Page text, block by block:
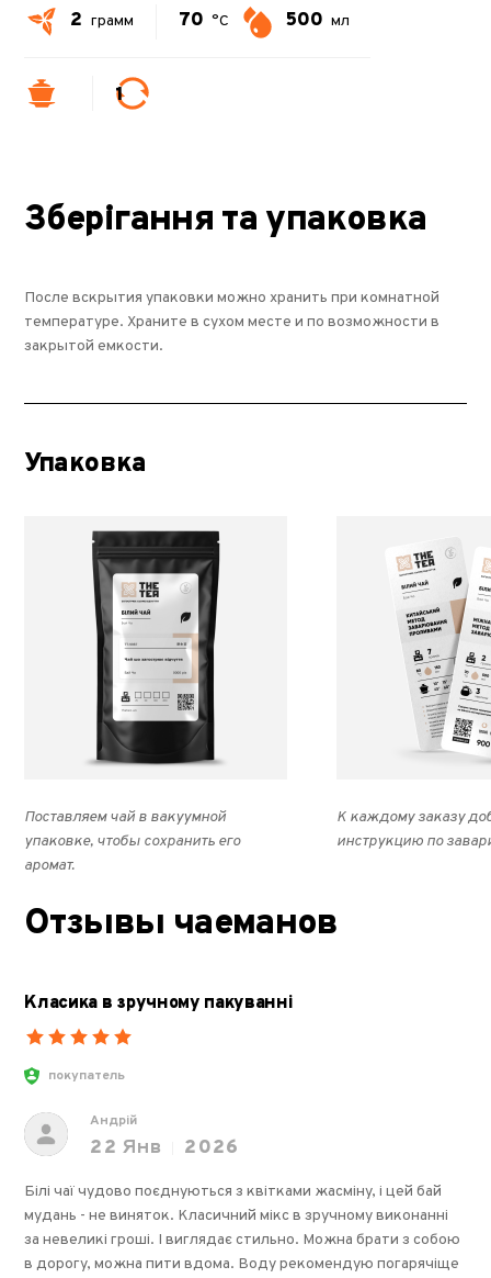
2 грамм 70 °C 500 мл
1
Зберігання та упаковка
После вскрытия упаковки можно хранить при комнатной
температуре. Храните в сухом месте и по возможности в
закрытой емкости.
Упаковка
Поставляем чай в вакуумной
упаковке, чтобы сохранить его
аромат.
К каждому заказу
инструкцию по
Отзывы чаеманов
Класика в зручному пакуванні
покупатель
Андрій
22 Янв 2026
Білі чаї чудово поєднуються з квітками жасміну, і цей бай
мудань - не виняток. Класичний мікс в зручному виконанні
за невеликі гроші. І виглядає стильно. Можна брати з собою
в дорогу, можна пити вдома. Воду рекомендую погарячіще